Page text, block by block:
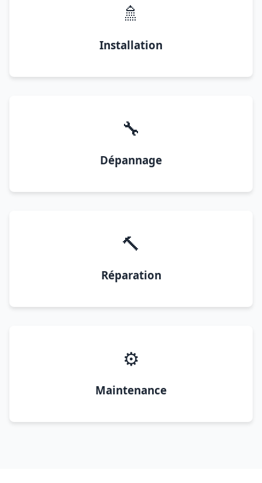
🚿
Installation
🔧
Dépannage
🔨
Réparation
⚙️
Maintenance